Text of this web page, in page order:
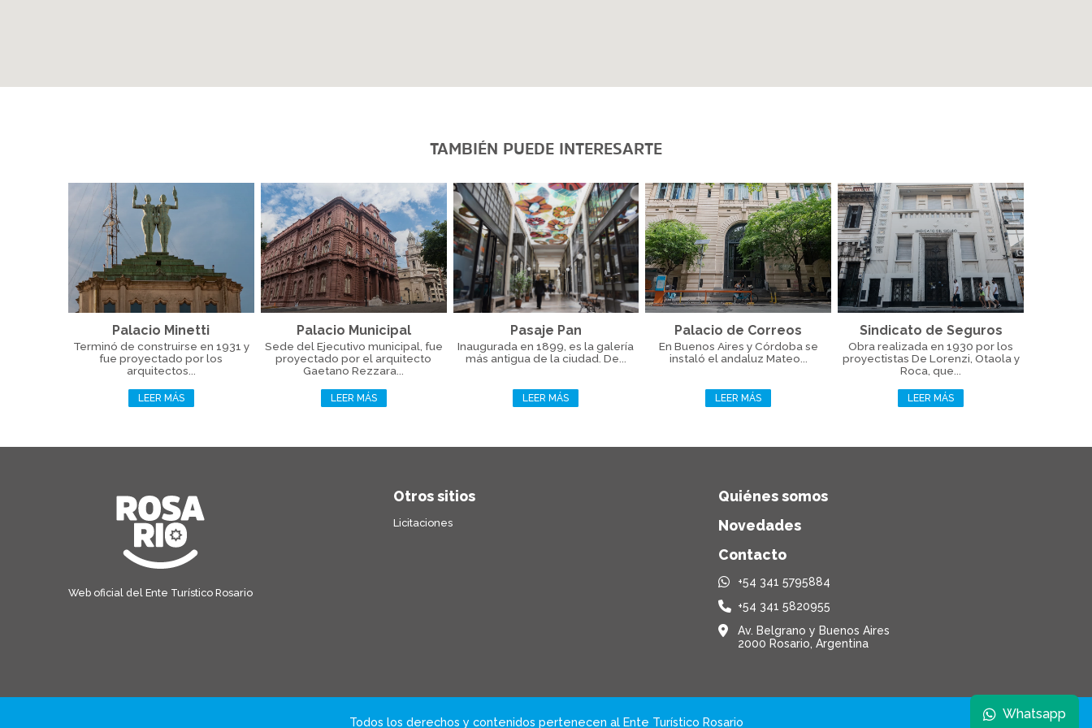
TAMBIÉN PUEDE INTERESARTE
Palacio Minetti
Terminó de construirse en 1931 y
fue proyectado por los
arquitectos...
LEER MÁS
Palacio Municipal
Sede del Ejecutivo municipal, fue
proyectado por el arquitecto
Gaetano Rezzara...
LEER MÁS
Pasaje Pan
Inaugurada en 1899, es la galería
más antigua de la ciudad. De...
LEER MÁS
Palacio de Correos
En Buenos Aires y Córdoba se
instaló el andaluz Mateo...
LEER MÁS
Sindicato de Seguros
Obra realizada en 1930 por los
proyectistas De Lorenzi, Otaola y
Roca, que...
LEER MÁS
Whatsapp
Web oficial del Ente Turístico Rosario
Otros sitios
Licitaciones
Quiénes somos
Novedades
Contacto
+54 341 5795884
+54 341 5820955
Av. Belgrano y Buenos Aires
2000 Rosario, Argentina
Todos los derechos y contenidos pertenecen al Ente Turístico Rosario